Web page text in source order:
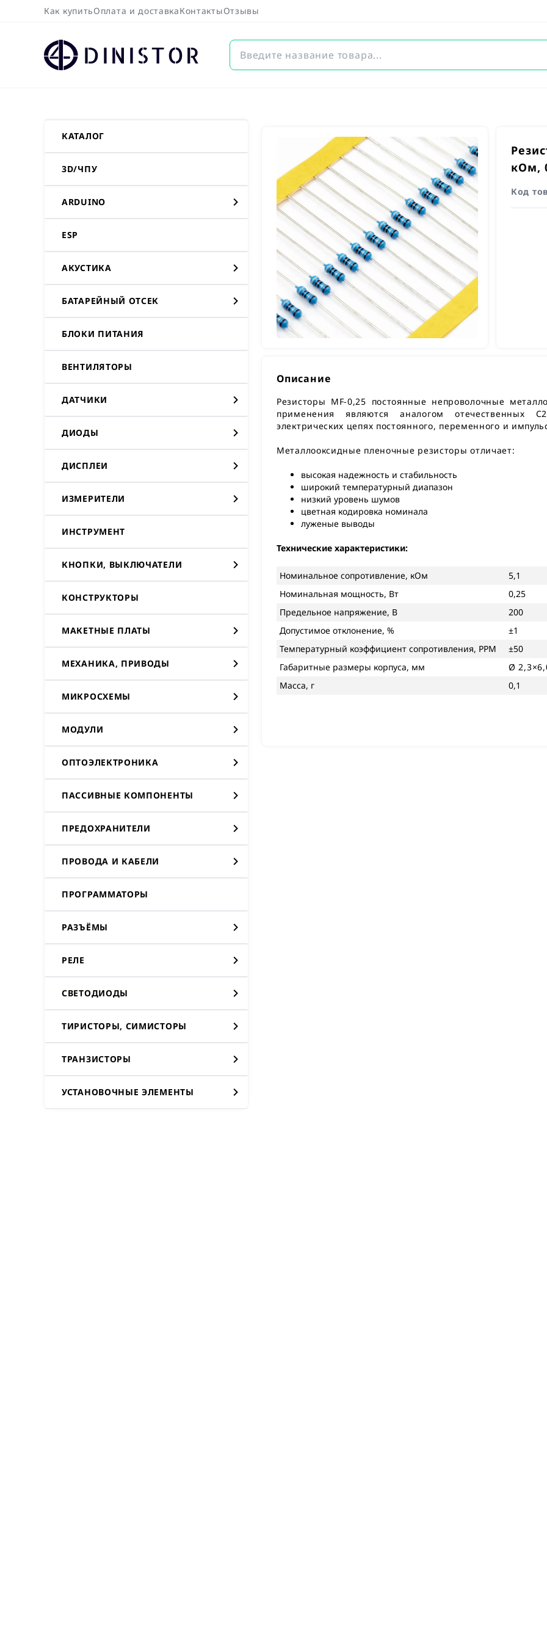
Как купитьОплата и доставкаКонтактыОтзывы
DINISTOR
КАТАЛОГ
3D/ЧПУ
ARDUINO
ESP
АКУСТИКА
БАТАРЕЙНЫЙ ОТСЕК
БЛОКИ ПИТАНИЯ
ВЕНТИЛЯТОРЫ
ДАТЧИКИ
ДИОДЫ
ДИСПЛЕИ
ИЗМЕРИТЕЛИ
ИНСТРУМЕНТ
КНОПКИ, ВЫКЛЮЧАТЕЛИ
КОНСТРУКТОРЫ
МАКЕТНЫЕ ПЛАТЫ
МЕХАНИКА, ПРИВОДЫ
МИКРОСХЕМЫ
МОДУЛИ
ОПТОЭЛЕКТРОНИКА
ПАССИВНЫЕ КОМПОНЕНТЫ
ПРЕДОХРАНИТЕЛИ
ПРОВОДА И КАБЕЛИ
ПРОГРАММАТОРЫ
РАЗЪЁМЫ
РЕЛЕ
СВЕТОДИОДЫ
ТИРИСТОРЫ, СИМИСТОРЫ
ТРАНЗИСТОРЫ
УСТАНОВОЧНЫЕ ЭЛЕМЕНТЫ
кОм,
Код
Описание
Резисторы MF-0,25 постоянные непроволочные
применения являются аналогом отечественных
электрических цепях постоянного, переменного и
Металлооксидные пленочные резисторы отличает:
высокая надежность и стабильность
широкий температурный диапазон
низкий уровень шумов
цветная кодировка номинала
луженые выводы
Технические характеристики:
Номинальное сопротивление, кОм
5,1
Номинальная мощность, Вт
0,25
Предельное напряжение, В
200
Допустимое отклонение, %
±1
Температурный коэффициент сопротивления, PPM
±50
Габаритные размеры корпуса, мм
Ø
Масса, г
0,1